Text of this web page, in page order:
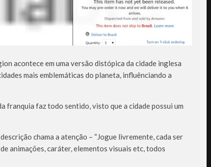
acontece em uma versão distópica da cidade inglesa
mais emblemáticas do planeta, influênciando a
franquia faz todo sentido, visto que a cidade possui um
chama a atenção – “Jogue livremente, cada ser
animações, caráter, elementos visuais etc, todos